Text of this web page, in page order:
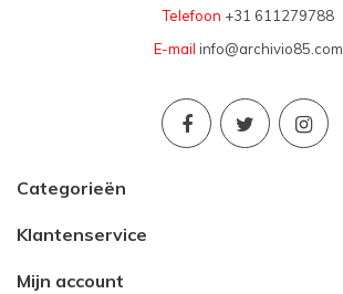
Telefoon +31 611279788
E-mail info@archivio85.com
Categorieën
Klantenservice
Mijn account